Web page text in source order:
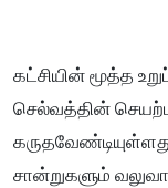
கட்சியின் மூத்த
செல்வத்தின்
சான்றுகளும்